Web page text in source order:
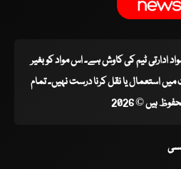
ادارتی ٹیم کی کاوش ہے۔ اس مواد کو بغیر
استعمال یا نقل کرنا درست نہیں۔ تمام
ہیں © 2026